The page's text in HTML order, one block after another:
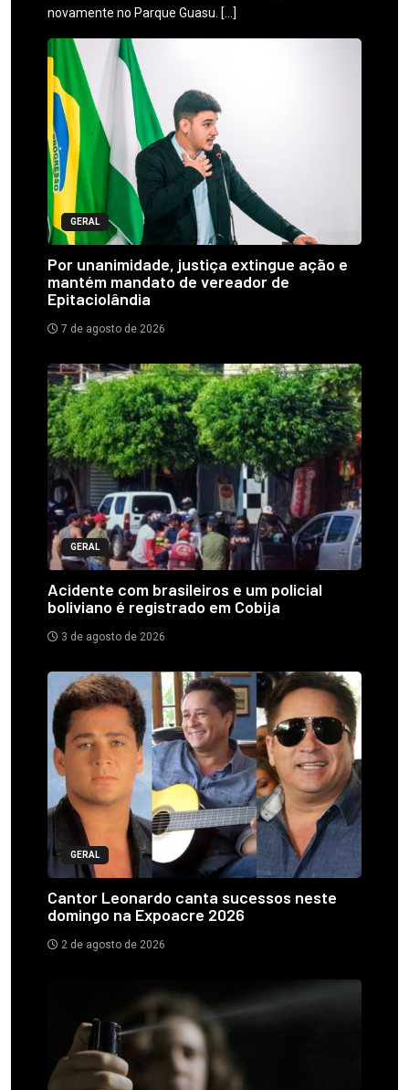
novamente no Parque Guasu. […]
GERAL
Por unanimidade, justiça extingue ação e
mantém mandato de vereador de
Epitaciolândia
7 de agosto de 2026
GERAL
Acidente com brasileiros e um policial
boliviano é registrado em Cobija
3 de agosto de 2026
GERAL
Cantor Leonardo canta sucessos neste
domingo na Expoacre 2026
2 de agosto de 2026